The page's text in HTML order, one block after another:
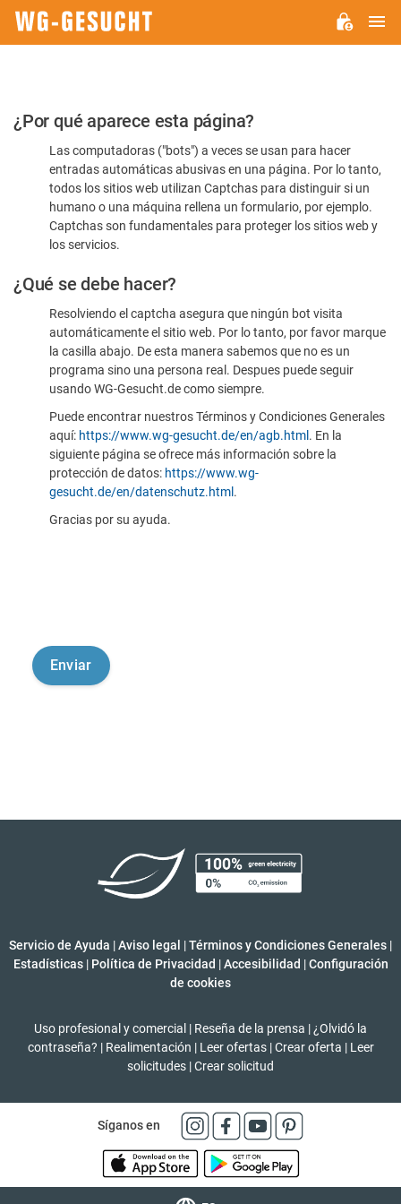
Por
favor,
confirme
humano
¿Por qué aparece esta página?
Las computadoras ("bots") a veces se usan para hacer
entradas automáticas abusivas en una página. Por lo tanto,
todos los sitios web utilizan Captchas para distinguir si un
humano o una máquina rellena un formulario, por ejemplo.
Captchas son fundamentales para proteger los sitios web y
los servicios.
¿Qué se debe hacer?
Resolviendo el captcha asegura que ningún bot visita
automáticamente el sitio web. Por lo tanto, por favor marque
la casilla abajo. De esta manera sabemos que no es un
programa sino una persona real. Despues puede seguir
usando WG-Gesucht.de como siempre.
Puede encontrar nuestros Términos y Condiciones Generales
aquí: https://www.wg-gesucht.de/en/agb.html . En la
siguiente página se ofrece más información sobre la
protección de datos: https://www.wg-
gesucht.de/en/datenschutz.html .
Gracias por su ayuda.
Servicio de Ayuda |Aviso legal |Términos y Condiciones Generales |
Estadísticas | Política de Privacidad | Accesibilidad | Configuración
de cookies
Uso profesional y comercial | Reseña de la prensa | ¿Olvidó la
contraseña? | Realimentación | Leer ofertas | Crear oferta | Leer
solicitudes |Crear solicitud
Síganos en